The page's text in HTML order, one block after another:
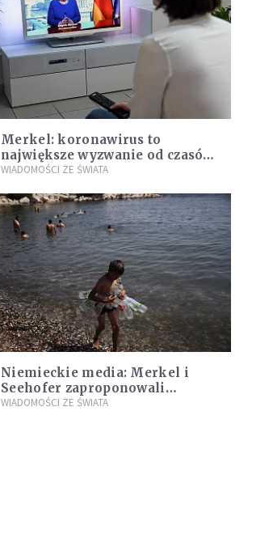
Merkel: koronawirus to
największe wyzwanie od czasów
II wojny światowej
WIADOMOŚCI ZE ŚWIATA
Niemieckie media: Merkel i
Seehofer zaproponowali
przyjęcie z Grecji 1500
WIADOMOŚCI ZE ŚWIATA